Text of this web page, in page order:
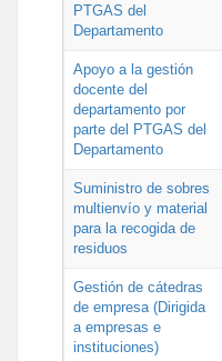
PTGAS del
Departamento
Apoyo a la gestión
docente del
departamento por
parte del PTGAS del
Departamento
Suministro de sobres
multienvío y material
para la recogida de
residuos
Gestión de cátedras
de empresa (Dirigida
a empresas e
instituciones)